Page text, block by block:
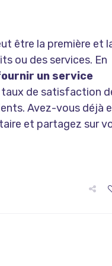
être la première et
ou des services. En
un service
taux de satisfaction
Avez-vous déjà
et partagez sur